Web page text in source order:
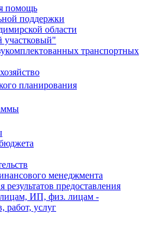
помощь
поддержки
области
участковый"
транспортных
планирования
менеджмента
предоставления
ИП, физ. лицам -
работ, услуг